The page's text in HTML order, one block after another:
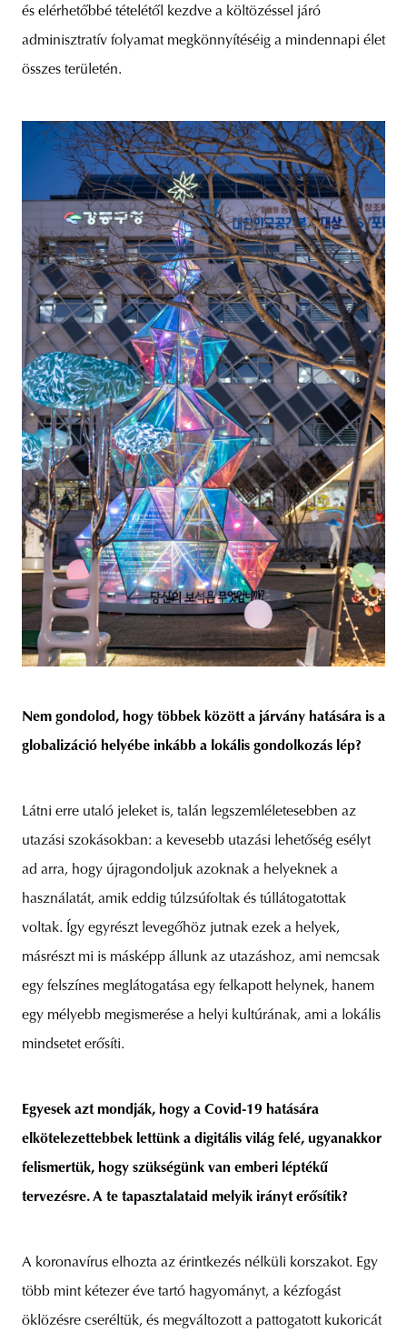
és elérhetőbbé tételétől kezdve a költözéssel járó
adminisztratív folyamat megkönnyítéséig a mindennapi élet
összes területén.
Nem gondolod, hogy többek között a járvány hatására is a
globalizáció helyébe inkább a lokális gondolkozás lép?
Látni erre utaló jeleket is, talán legszemléletesebben az
utazási szokásokban: a kevesebb utazási lehetőség esélyt
ad arra, hogy újragondoljuk azoknak a helyeknek a
használatát, amik eddig túlzsúfoltak és túllátogatottak
voltak. Így egyrészt levegőhöz jutnak ezek a helyek,
másrészt mi is másképp állunk az utazáshoz, ami nemcsak
egy felszínes meglátogatása egy felkapott helynek, hanem
egy mélyebb megismerése a helyi kultúrának, ami a lokális
mindsetet erősíti.
Egyesek azt mondják, hogy a Covid-19 hatására
elkötelezettebbek lettünk a digitális világ felé, ugyanakkor
felismertük, hogy szükségünk van emberi léptékű
tervezésre. A te tapasztalataid melyik irányt erősítik?
A koronavírus elhozta az érintkezés nélküli korszakot. Egy
több mint kétezer éve tartó hagyományt, a kézfogást
öklözésre cseréltük, és megváltozott a pattogatott kukoricát